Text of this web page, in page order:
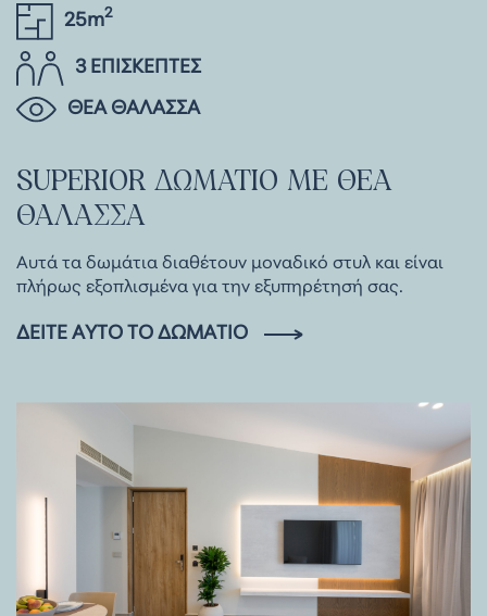
25m2
3 ΕΠΙΣΚΕΠΤΕΣ
ΘΕΑ ΘΑΛΑΣΣΑ
SUPERIOR ΔΩΜΑΤΙΟ ΜΕ ΘΕΑ
ΘΑΛΑΣΣΑ
Αυτά τα δωμάτια διαθέτουν μοναδικό στυλ και είναι
πλήρως εξοπλισμένα για την εξυπηρέτησή σας.
ΔΕΊΤΕ ΑΥΤΌ ΤΟ ΔΩΜΆΤΙΟ